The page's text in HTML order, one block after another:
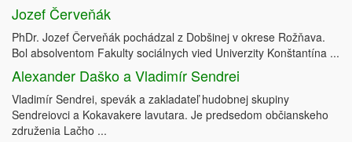
Jozef Červeňák
PhDr. Jozef Červeňák pochádzal z Dobšinej v okrese Rožňava.
Bol absolventom Fakulty sociálnych vied Univerzity Konštantína ...
Alexander Daško a Vladimír Sendrei
Vladimír Sendrei, spevák a zakladateľ hudobnej skupiny
Sendreiovci a Kokavakere lavutara. Je predsedom občianskeho
združenia Lačho ...